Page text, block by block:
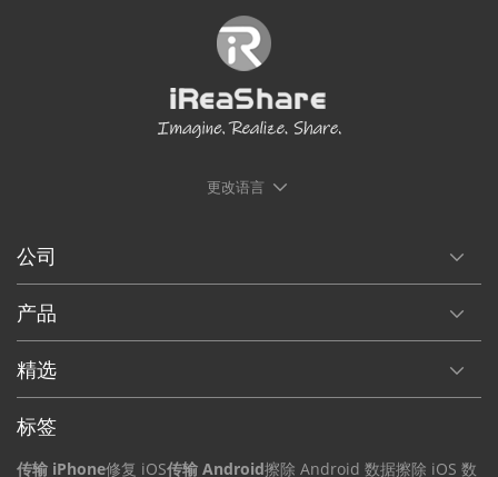
更改语言
公司
产品
精选
标签
传输 iPhone修复 iOS传输 Android擦除 Android 数据擦除 iOS 数